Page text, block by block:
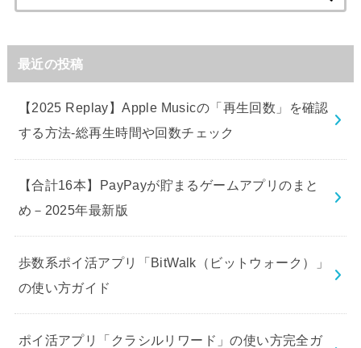
索:
最近の投稿
【2025 Replay】Apple Musicの「再生回数」を確認
する方法-総再生時間や回数チェック
【合計16本】PayPayが貯まるゲームアプリのまと
め－2025年最新版
歩数系ポイ活アプリ「BitWalk（ビットウォーク）」
の使い方ガイド
ポイ活アプリ「クラシルリワード」の使い方完全ガ